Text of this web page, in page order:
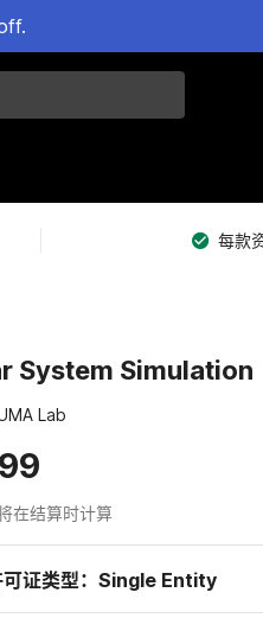
每款
System Simulation
Lab
在结算时计算
可证类型：Single Entity